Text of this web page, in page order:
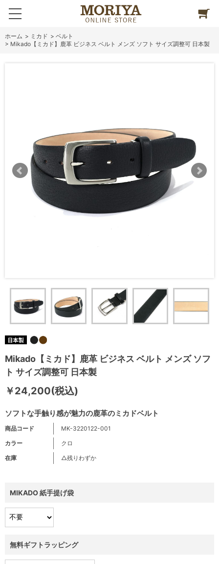
ホーム > ミカド > ベルト
> Mikado【ミカド】鹿革 ビジネス ベルト メンズ ソフト サイズ調整可 日本製
Mikado【ミカド】鹿革 ビジネス ベルト メンズ ソフ
ト サイズ調整可 日本製
ソフトな手触り感が魅力の鹿革のミカドベルト
￥24,200(税込)
商品コード
MK-3220122-001
カラー
クロ
在庫
△残りわずか
MIKADO 紙手提げ袋
無料ギフトラッピング